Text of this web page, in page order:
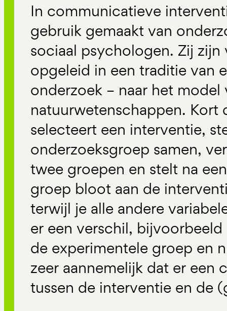
In communicatieve
gebruik gemaakt van
sociaal psychologen. Zij
opgeleid in een traditie van
onderzoek – naar het model
natuurwetenschappen.
selecteert een interventie,
onderzoeksgroep samen,
twee groepen en stelt na
groep bloot aan de
terwijl je alle andere
er een verschil,
de experimentele groep en
zeer aannemelijk dat er een
tussen de interventie en de